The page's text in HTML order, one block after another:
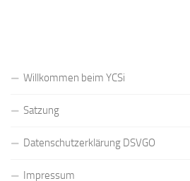
Willkommen beim YCSi
Satzung
Datenschutzerklärung DSVGO
Impressum